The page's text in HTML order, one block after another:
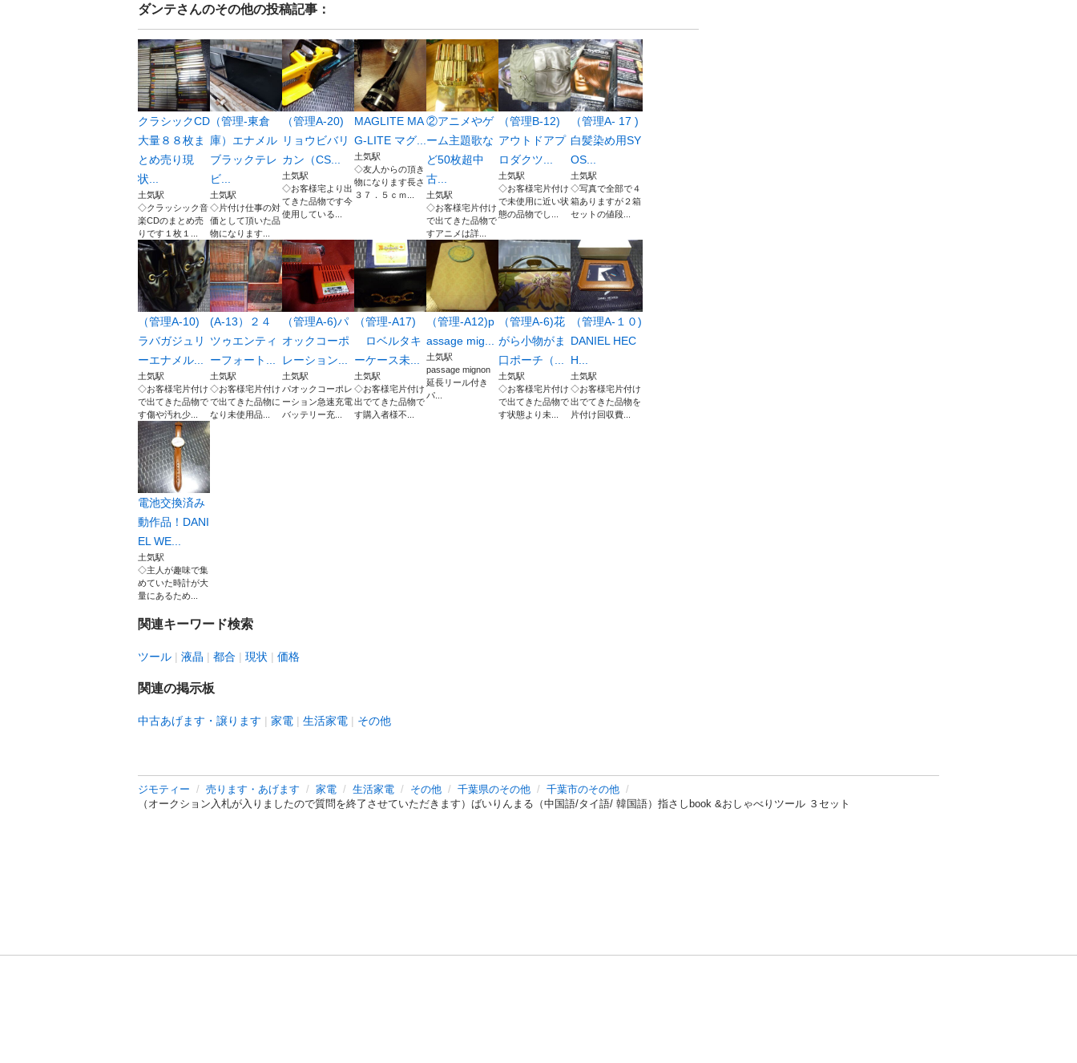
ダンテさんのその他の投稿記事：
クラシックCD
大量８８枚ま
とめ売り現
状...
土気駅
◇クラッシック音
楽CDのまとめ売
りです１枚１...
（管理‐東倉
庫）エナメル
ブラックテレ
ビ...
土気駅
◇片付け仕事の対
価として頂いた品
物になります...
（管理A-20)
リョウビバリ
カン（CS...
土気駅
◇お客様宅より出
てきた品物です今
使用している...
MAGLITE MA
G-LITE マグ...
土気駅
◇友人からの頂き
物になります長さ
３７．５ｃｍ...
②アニメやゲ
ーム主題歌な
ど50枚超中
古...
土気駅
◇お客様宅片付け
で出てきた品物で
すアニメは詳...
（管理B-12)
アウトドアプ
ロダクツ...
土気駅
◇お客様宅片付け
で未使用に近い状
態の品物でし...
（管理A- 17 )
白髪染め用SY
OS...
土気駅
◇写真で全部で４
箱ありますが２箱
セットの値段...
（管理A-10)
ラバガジュリ
ーエナメル...
土気駅
◇お客様宅片付け
で出てきた品物で
す傷や汚れ少...
(A-13）２４
ツゥエンティ
ーフォート...
土気駅
◇お客様宅片付け
で出てきた品物に
なり未使用品...
（管理A-6)パ
オックコーポ
レーション...
土気駅
パオックコーポレ
ーション急速充電
バッテリー充...
（管理-A17)
ロベルタキ
ーケース未...
土気駅
◇お客様宅片付け
出でてきた品物で
す購入者様不...
（管理-A12)p
assage mig...
土気駅
passage mignon
延長リール付き
パ...
（管理A-6)花
がら小物がま
口ポーチ（...
土気駅
◇お客様宅片付け
で出てきた品物で
す状態より未...
（管理A-１０)
DANIEL HEC
H...
土気駅
◇お客様宅片付け
出でてきた品物を
片付け回収費...
電池交換済み
動作品！DANI
EL WE...
土気駅
◇主人が趣味で集
めていた時計が大
量にあるため...
関連キーワード検索
ツール 液晶 都合 現状 価格
関連の掲示板
中古あげます・譲ります 家電 生活家電 その他
ジモティー 売ります・あげます 家電 生活家電 その他 千葉県のその他
千葉市のその他
（オークション入札が入りましたので質問を終了させていただきます）ばいりんまる（中国語/タイ語/ 韓国語）指さしbook &おしゃべりツール ３セット